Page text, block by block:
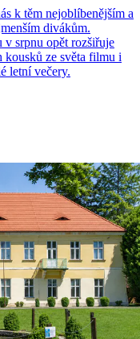
k těm nejoblíbenějším a
divákům.
srpnu opět rozšiřuje
ze světa filmu i
letní večery.